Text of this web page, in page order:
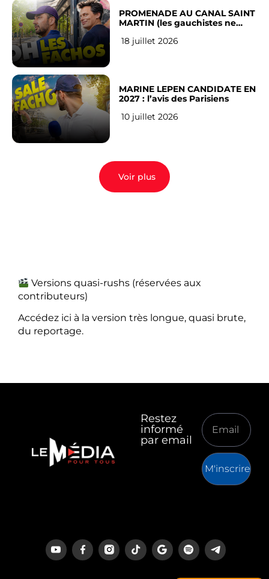
PROMENADE AU CANAL SAINT
MARTIN (les gauchistes ne
18 juillet 2026
MARINE LEPEN CANDIDATE EN
2027 : l’avis des Parisiens
10 juillet 2026
Voir plus
Versions quasi-rushs (réservées aux
contributeurs)
Accédez ici à la version très longue, quasi brute,
du reportage.
Restez
informé
par email
M'inscrire